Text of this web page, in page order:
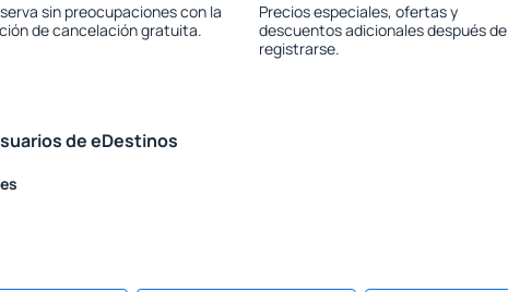
sin preocupaciones con la
de cancelación gratuita.
Precios especiales, ofertas y
descuentos adicionales después de
registrarse.
de eDestinos